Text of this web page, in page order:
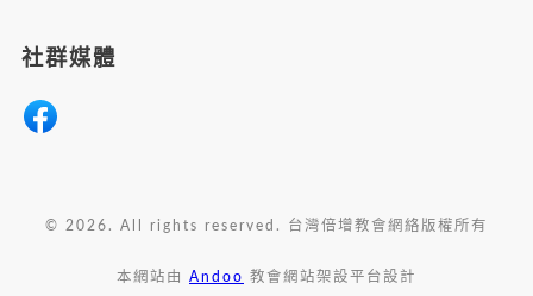
社群媒體
© 2026. All rights reserved. 台灣倍增教會網絡版權所有
本網站由 Andoo 教會網站架設平台設計